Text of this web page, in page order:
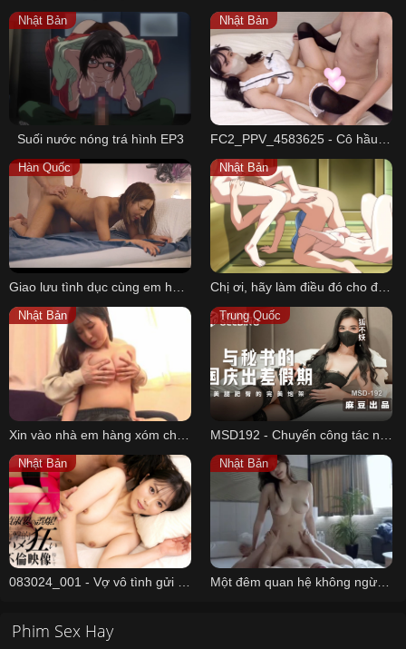
Nhật Bản
Suối nước nóng trá hình EP3
Nhật Bản
FC2_PPV_4583625 - Cô hầu gái hư hỏng ngày rụng trứng
Hàn Quốc Nhật Bản
Nhật Bản Trung Quốc
Nhật Bản
083024_001 - Vợ vô tình gửi nhầm video ngoại tình cho chồng
Nhật Bản
Một đêm quan hệ không ngừng nghĩ với cô sếp nữ xinh đẹp của tôi
Phim Sex Hay